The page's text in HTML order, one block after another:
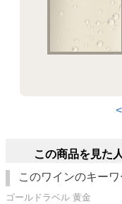
この商品を見た
このワインのキーワ
ゴールドラベル 黄金